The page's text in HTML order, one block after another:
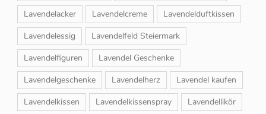
Lavendelacker
Lavendelcreme
Lavendelduftkissen
Lavendelessig
Lavendelfeld Steiermark
Lavendelfiguren
Lavendel Geschenke
Lavendelgeschenke
Lavendelherz
Lavendel kaufen
Lavendelkissen
Lavendelkissenspray Lavendellikör